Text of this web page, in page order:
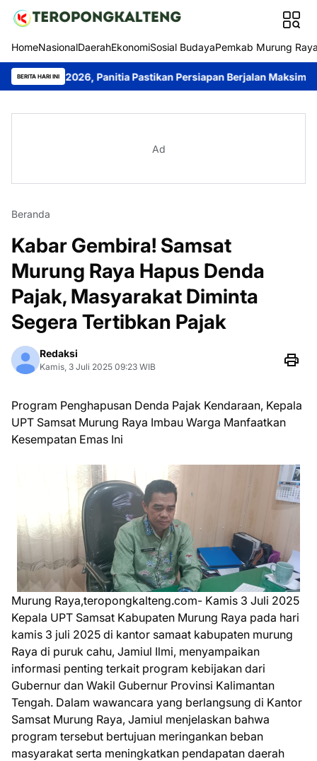
HomeNasionalDaerahEkonomiSosial BudayaPemkab Murung
BERITA HARI INI
2026, Panitia Pastikan Persiapan Berjalan Maksimal Murung
Ad
Beranda
Kabar Gembira! Samsat
Murung Raya Hapus Denda
Pajak, Masyarakat Diminta
Segera Tertibkan Pajak
Redaksi
Kamis, 3 Juli 2025 09:23 WIB
Program Penghapusan Denda Pajak Kendaraan, Kepala
UPT Samsat Murung Raya Imbau Warga Manfaatkan
Kesempatan Emas Ini
Murung Raya,teropongkalteng.com- Kamis 3 Juli 2025
Kepala UPT Samsat Kabupaten Murung Raya pada hari
kamis 3 juli 2025 di kantor samaat kabupaten murung
Raya di puruk cahu, Jamiul Ilmi, menyampaikan
informasi penting terkait program kebijakan dari
Gubernur dan Wakil Gubernur Provinsi Kalimantan
Tengah. Dalam wawancara yang berlangsung di Kantor
Samsat Murung Raya, Jamiul menjelaskan bahwa
program tersebut bertujuan meringankan beban
masyarakat serta meningkatkan pendapatan daerah